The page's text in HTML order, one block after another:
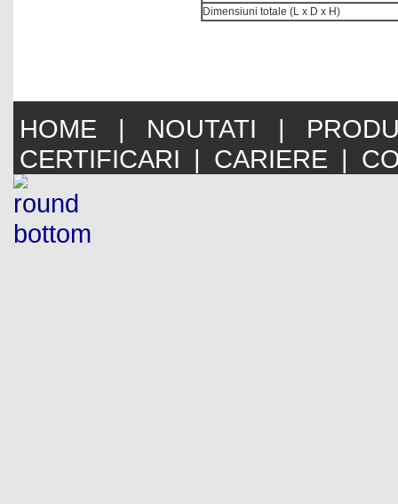
Dimensiuni totale (L x D x H)
HOME | NOUTATI |
CERTIFICARI | CARIERE |